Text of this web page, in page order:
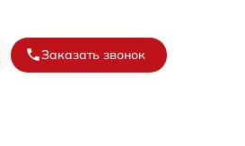
Заказать звонок